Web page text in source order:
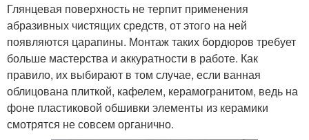
Глянцевая поверхность не терпит применения
абразивных чистящих средств, от этого на ней
появляются царапины. Монтаж таких бордюров требует
больше мастерства и аккуратности в работе. Как
правило, их выбирают в том случае, если ванная
облицована плиткой, кафелем, керамогранитом, ведь на
фоне пластиковой обшивки элементы из керамики
смотрятся не совсем органично.